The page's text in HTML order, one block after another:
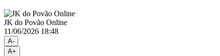
JK do Povão Online
11/06/2026 18:48
A-
A+